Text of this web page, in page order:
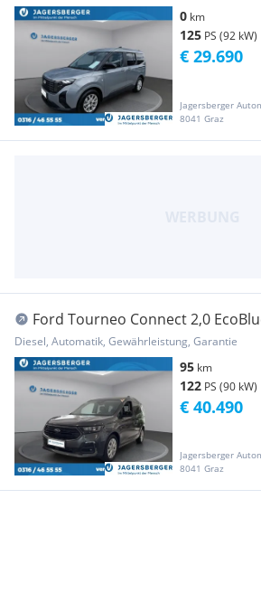
0 km
125 PS (92 kW)
Jagersberger
8041 Graz
€ 29.690
Ford Tourneo Connect 2,0
Titanium Aut.
Diesel, Automatik, Gewährleistung, Garantie
95 km
122 PS (90 kW)
Jagersberger
8041 Graz
€ 40.490